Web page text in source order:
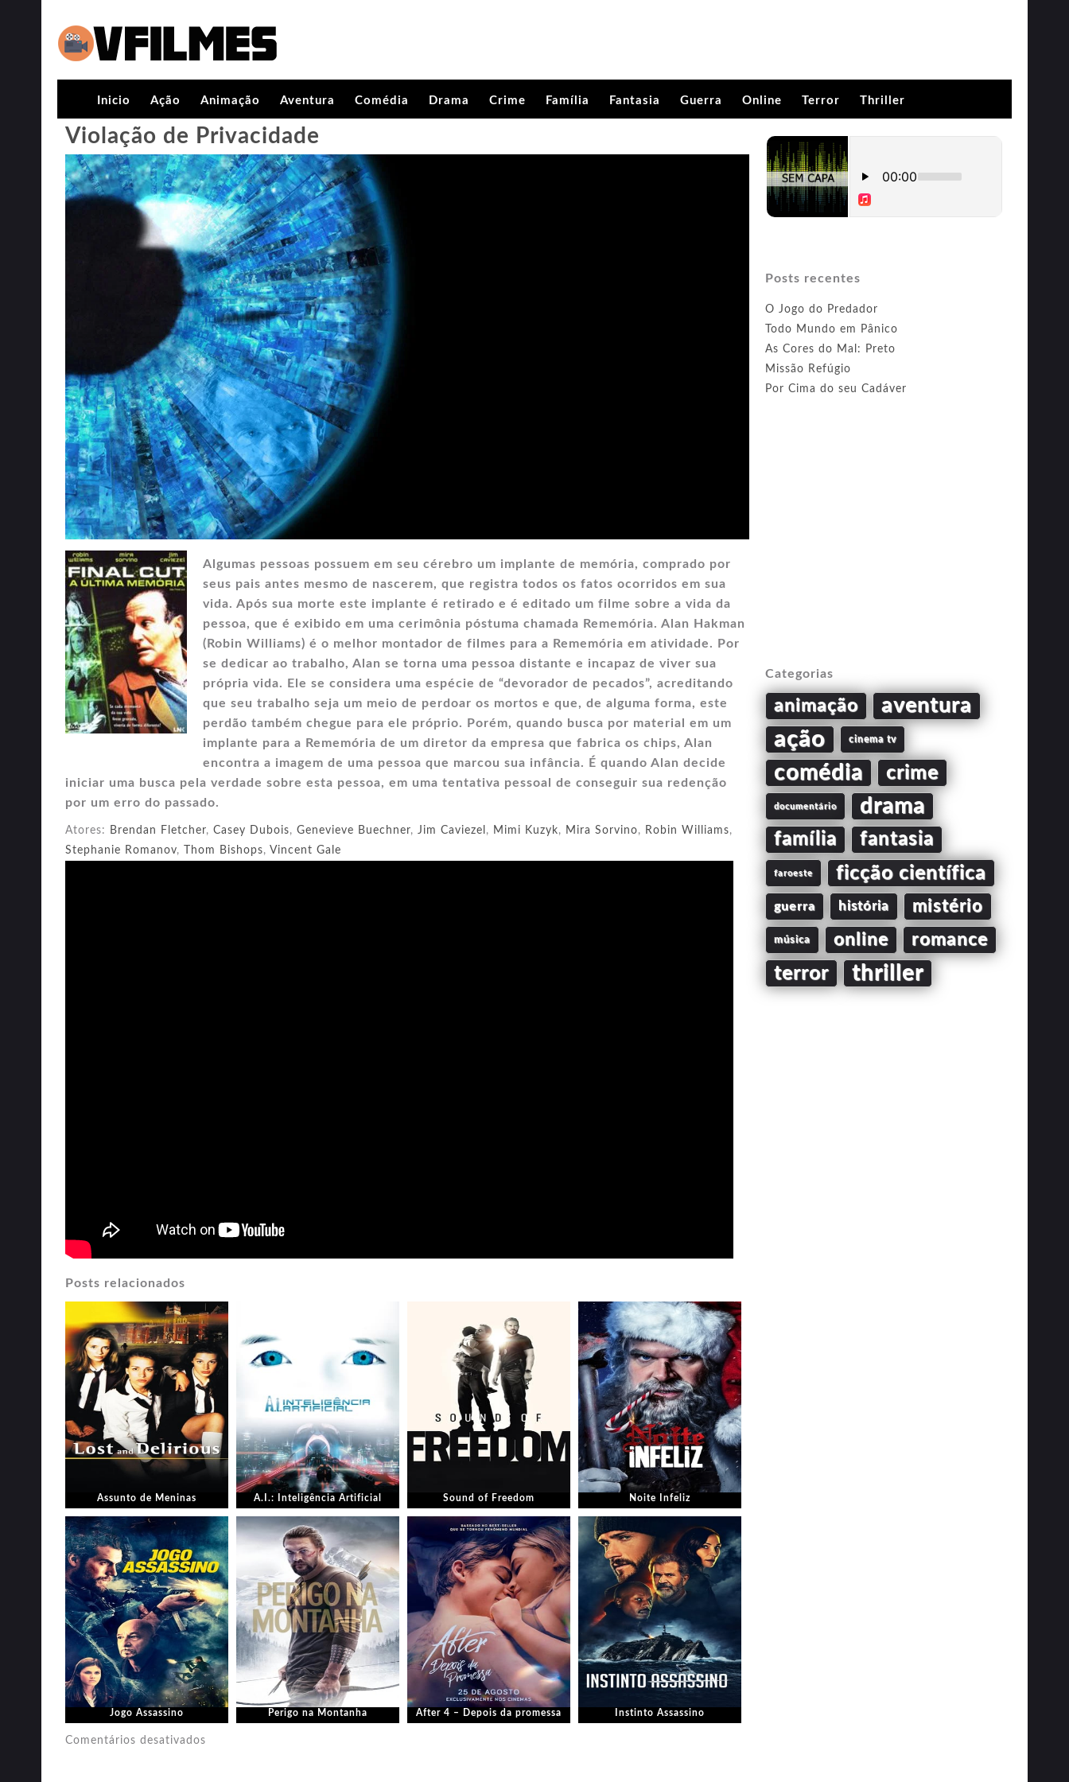
Inicio Ação Animação Aventura Comédia Drama Crime Família Fantasia Guerra Online Terror Thriller
Violação de Privacidade
Algumas pessoas possuem em seu cérebro um implante de memória, comprado por
seus pais antes mesmo de nascerem, que registra todos os fatos ocorridos em sua
vida. Após sua morte este implante é retirado e é editado um filme sobre a vida da
pessoa, que é exibido em uma cerimônia póstuma chamada Rememória. Alan Hakman
(Robin Williams) é o melhor montador de filmes para a Rememória em atividade. Por
se dedicar ao trabalho, Alan se torna uma pessoa distante e incapaz de viver sua
própria vida. Ele se considera uma espécie de “devorador de pecados”, acreditando
que seu trabalho seja um meio de perdoar os mortos e que, de alguma forma, este
perdão também chegue para ele próprio. Porém, quando busca por material em um
implante para a Rememória de um diretor da empresa que fabrica os chips, Alan
encontra a imagem de uma pessoa que marcou sua infância. É quando Alan decide
iniciar uma busca pela verdade sobre esta pessoa, em uma tentativa pessoal de conseguir sua redenção
por um erro do passado.
Atores: Brendan Fletcher, Casey Dubois, Genevieve Buechner, Jim Caviezel , Mimi Kuzyk, Mira Sorvino, Robin Williams,
Stephanie Romanov, Thom Bishops, Vincent Gale
Posts relacionados
Assunto de Meninas A.I.: Inteligência Artificial Sound of Freedom Noite Infeliz
Jogo Assassino Perigo na Montanha After 4 – Depois da promessa Instinto Assassino
Comentários desativados
Posts recentes
O Jogo do Predador
Todo Mundo em Pânico
As Cores do Mal: Preto
Missão Refúgio
Por Cima do seu Cadáver
Categorias
animação aventura
ação cinema tv
comédia crime
documentário drama
família fantasia
faroeste ficção científica
guerra história mistério
música online romance
terror thriller